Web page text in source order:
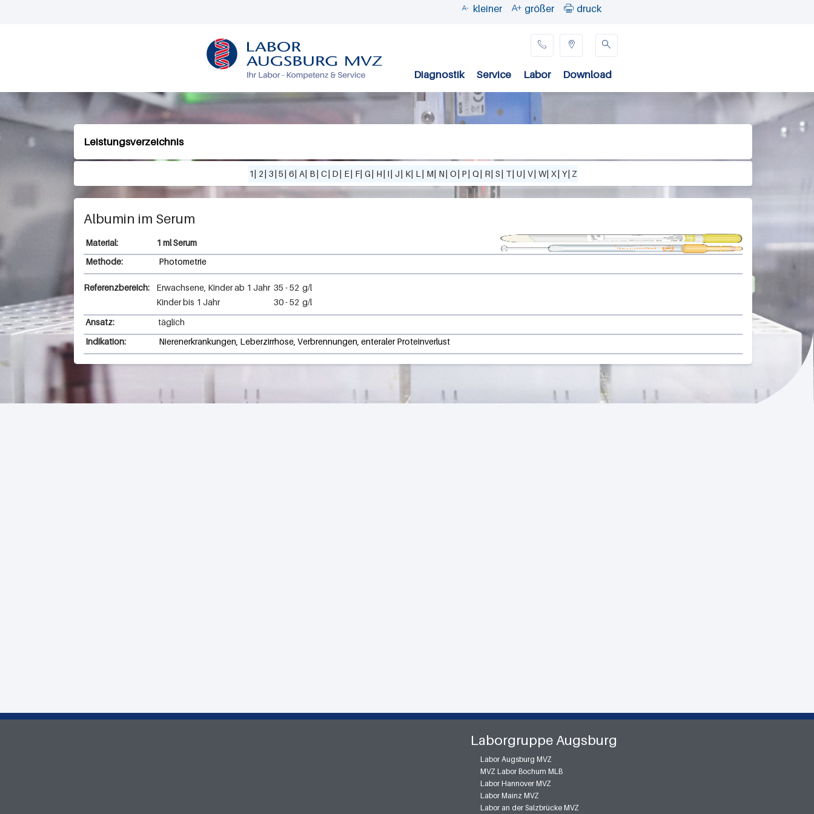
 kleiner  größer  druck
O

Diagnostik Service Labor Download
 
Leistungsverzeichnis
1| 2| 3| 5| 6| A| B| C| D| E| F| G| H| I| J| K| L | M| N| O| P| Q| R| S| T| U| V| W| X| Y| Z
Albumin im Serum
1 ml Serum
Methode:
Photometrie
Referenzbereich: Erwachsene, Kinder ab 1 Jahr 35 -52 g/l
Kinder bis 1 Jahr
30-52 g/l
Ansatz:
täglich
Indikation:
Nierenerkrankungen, Leberzirrhose, Verbrennungen, enteraler Proteinverlust
Laborgruppe Augsburg
Labor Augsburg MVZ
MVZ Labor Bochum MLB
Labor Hannover MVZ
Labor Mainz MVZ
Labor an der Salzbrücke MVZ